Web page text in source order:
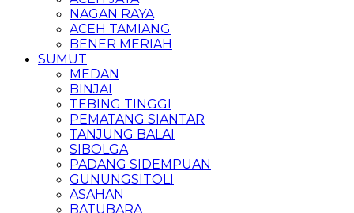
NAGAN RAYA
ACEH TAMIANG
BENER MERIAH
SUMUT
MEDAN
BINJAI
TEBING TINGGI
PEMATANG SIANTAR
TANJUNG BALAI
SIBOLGA
PADANG SIDEMPUAN
GUNUNGSITOLI
ASAHAN
BATUBARA